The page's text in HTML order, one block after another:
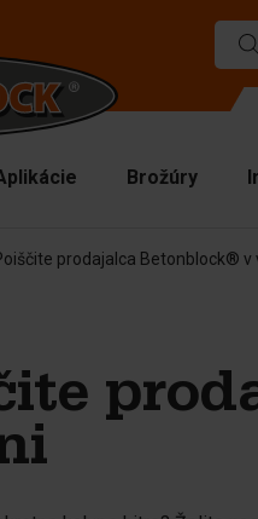
Formy
Zdvíhacie
Brožúry
prodajalca Betonblock® v